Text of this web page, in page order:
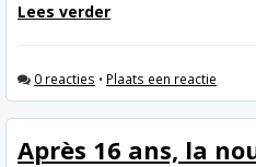
Lees verder
0 reacties • Plaats een reactie
Après 16 ans, la